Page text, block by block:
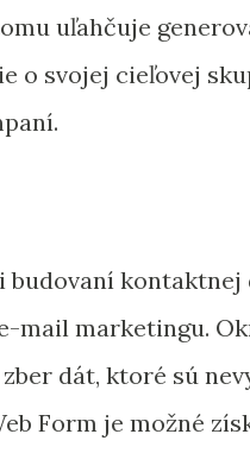
uľahčuje
o svojej cieľovej
budovaní kontaktnej
mail marketingu.
dát, ktoré sú
Form je možné